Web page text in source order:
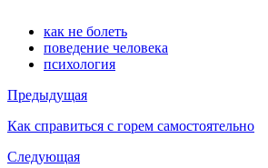
как не болеть
поведение человека
психология
Предыдущая
Как справиться с горем самостоятельно
Следующая